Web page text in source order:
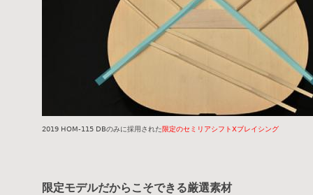
2019 HOM-115 DBのみに採用された限定のセミリアシフトXブレイシング
限定モデルだからこそできる厳選素材